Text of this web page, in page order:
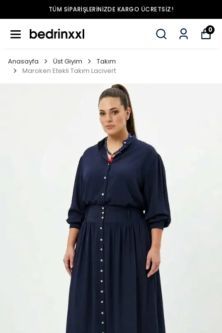
TÜM SIPARIŞLERINIZDE KARGO ÜCRETSIZ!
0
Anasayfa Üst Giyim
Takım
Maroken Etekli Takım Lacivert